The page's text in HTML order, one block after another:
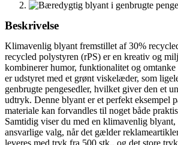
Beskrivelse
Klimavenlig blyant fremstillet af 30%
recycled polystyren (rPS) er en kreativ og
kombinerer humor, funktionalitet og
er udstyret med et grønt viskelæder, som
genbrugte pengesedler, hvilket giver den et
udtryk. Denne blyant er et perfekt eksempel
materiale kan forvandles til noget både
Samtidig viser du med en klimavenlig
ansvarlige valg, når det gælder
leveres med tryk fra 500 stk., og det store